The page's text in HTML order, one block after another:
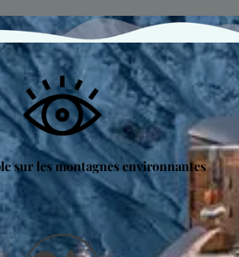
sur les montagnes environnantes